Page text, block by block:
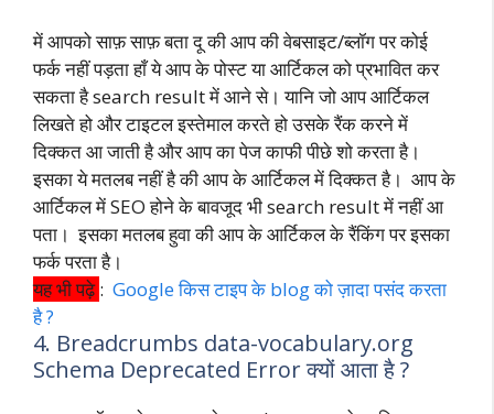
में आपको साफ़ साफ़ बता दू की आप की वेबसाइट/ब्लॉग पर कोई
फर्क नहीं पड़ता हाँ ये आप के पोस्ट या आर्टिकल को प्रभावित कर
सकता है search result में आने से। यानि जो आप आर्टिकल
लिखते हो और टाइटल इस्तेमाल करते हो उसके रैंक करने में
दिक्कत आ जाती है और आप का पेज काफी पीछे शो करता है।
इसका ये मतलब नहीं है की आप के आर्टिकल में दिक्कत है। आप के
आर्टिकल में SEO होने के बावजूद भी search result में नहीं आ
पता। इसका मतलब हुवा की आप के आर्टिकल के रैंकिंग पर इसका
फर्क परता है।
यह भी पढ़े: Google किस टाइप के blog को ज़ादा पसंद करता
है ?
4. Breadcrumbs data-vocabulary.org
Schema Deprecated Error क्यों आता है ?